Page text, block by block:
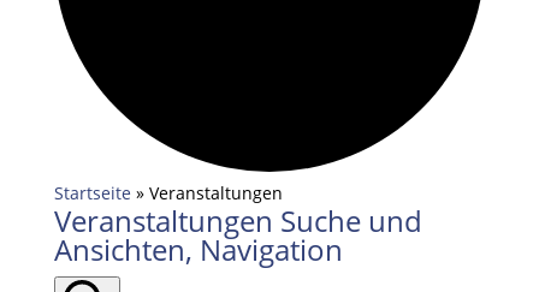
Startseite » Veranstaltungen
Veranstaltungen Suche und
Ansichten, Navigation